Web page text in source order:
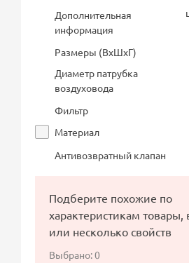
Дополнительная
информация
Размеры (ВхШхГ)
Диаметр патрубка
воздуховода
Фильтр
Материал
Антивозвратный клапан
Подберите похожие по
характеристикам
или несколько свойств
Выбрано:0